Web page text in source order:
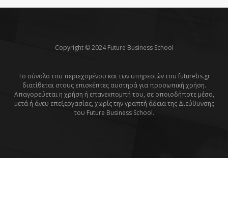
Copyright © 2024 Future Business School
Το σύνολο του περιεχομένου και των υπηρεσιών του futurebs.gr
διατίθεται στους επισκέπτες αυστηρά για προσωπική χρήση.
Απαγορεύεται η χρήση ή επανεκπομπή του, σε οποιοδήποτε μέσο,
μετά ή άνευ επεξεργασίας, χωρίς την γραπτή άδεια της Διεύθυνσης
του Future Business School.